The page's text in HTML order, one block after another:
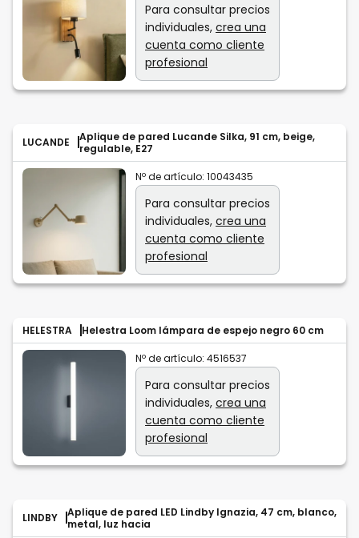
Para consultar precios
individuales, crea una
cuenta como cliente
profesional
LUCANDE
Aplique de pared Lucande Silka, 91 cm, beige,
regulable, E27
Nº de artículo: 10043435
Para consultar precios
individuales, crea una
cuenta como cliente
profesional
HELESTRA Helestra Loom lámpara de espejo negro 60 cm
Nº de artículo: 4516537
Para consultar precios
individuales, crea una
cuenta como cliente
profesional
LINDBY
Aplique de pared LED Lindby Ignazia, 47 cm, blanco,
metal, luz hacia